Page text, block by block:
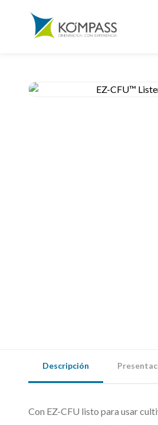
Descripción
Con EZ-CFU listo para usar